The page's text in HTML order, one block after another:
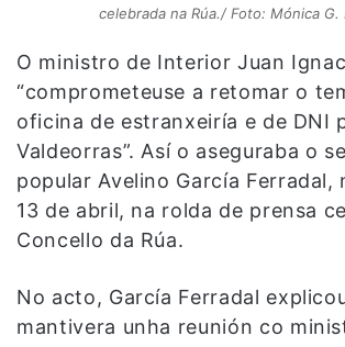
celebrada na Rúa./ Foto: Mónica G.
O ministro de Interior Juan
“comprometeuse a retomar o
oficina de estranxeiría e de DNI
Valdeorras”. Así o aseguraba o
popular Avelino García Ferradal,
13 de abril, na rolda de prensa
Concello da Rúa.
No acto, García Ferradal
mantivera unha reunión co